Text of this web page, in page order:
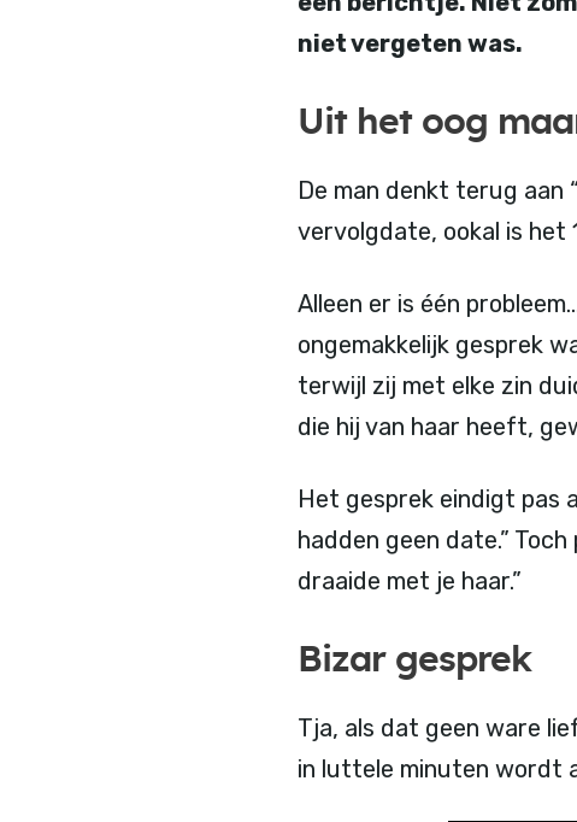
niet vergeten was.
Uit het oog
De man denkt terug aan
vervolgdate, ookal is het
Alleen er is één
ongemakkelijk gesprek
terwijl zij met elke zin
die hij van haar heeft,
Het gesprek eindigt pas
hadden geen date.”
draaide met je haar.”
Bizar gesprek
Tja, als dat geen ware
in luttele minuten wordt